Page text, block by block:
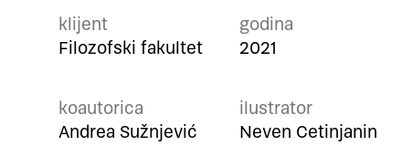
klijent
Filozofski fakultet
godina
2021
koautorica
Andrea Sužnjević
ilustrator
Neven Cetinjanin